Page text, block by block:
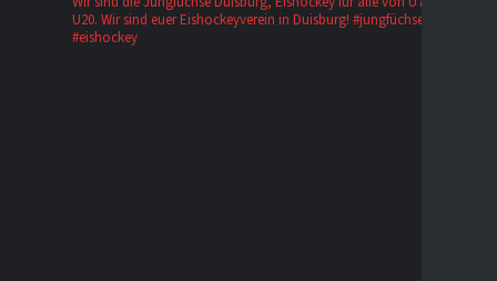
U20. Wir sind euer Eishockeyverein in Duisburg! #jungfüchse #evd
#eishockey